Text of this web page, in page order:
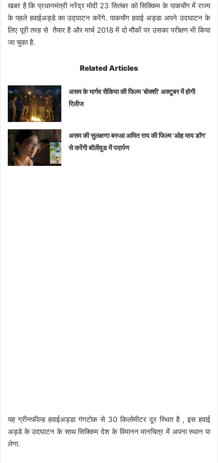
खबर है कि प्रधानमंत्री नरेंद्र मोदी 23 सितंबर को सिक्किम के पाकयोंग में राज्य
के पहले हवाईअड्डे का उद्घाटन करेंगे. पाकयोंग हवाई अड्डा अपने उदघाटन के
लिए पूरी तरह से तैयार है और मार्च 2018 में दो मौकों पर उसका परीक्षण भी किया
जा चुका है.
Related Articles
असम के भार्गव सैकिया की फिल्म ‘बोक्शी’ अक्टूबर में होगी
रिलीज
असम की सुलक्षणा बरुआ अमित राय की फिल्म ‘ओह माय डॉग’
से करेंगी बॉलीवुड में पदार्पण
यह ग्रीनफील्ड हवाईअड्डा गंगटोक से 30 किलोमीटर दूर स्थित है , इस हवाई
अड्डे के उदघाटन के साथ सिक्किम देश के विमानन मानचित्र में अपना स्थान पा
लेगा.